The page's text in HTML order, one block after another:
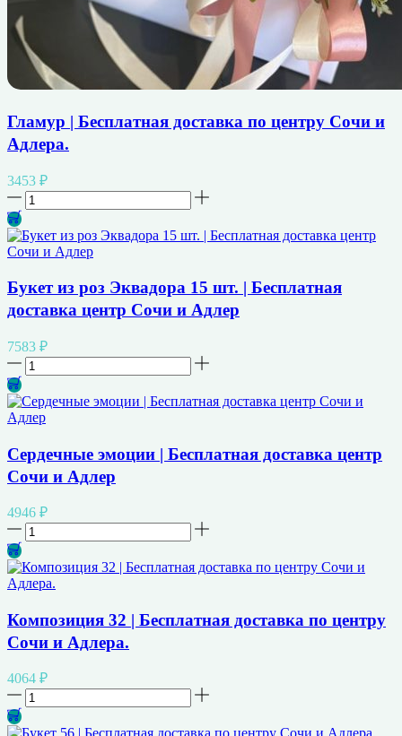
Гламур | Бесплатная доставка по центру Сочи и
Адлера.
3453 ₽
Количество
товара
Гламур
|
Бесплатная
по
центру
и
Адлера.
Букет из роз Эквадора 15 шт. | Бесплатная
доставка центр Сочи и Адлер
7583 ₽
Количество
товара
Букет
из
роз
15
шт.
Бесплатная
доставка
центр
и
Адлер
Сердечные эмоции | Бесплатная доставка центр
Сочи и Адлер
4946 ₽
Количество
товара
Сердечные
эмоции
|
доставка
центр
и
Адлер
Композиция 32 | Бесплатная доставка по центру
Сочи и Адлера.
4064 ₽
Количество
товара
Композиция